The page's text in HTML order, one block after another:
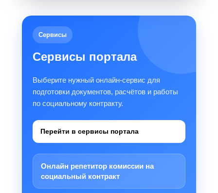
Сервисы
Сервисы портала
Выберите нужный онлайн-сервис для
подготовки документов, расчётов и работы
по социальному контракту.
Перейти в сервисы портала
Онлайн репетитор комиссии на
социальный контракт